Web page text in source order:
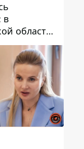
в
области
утонул